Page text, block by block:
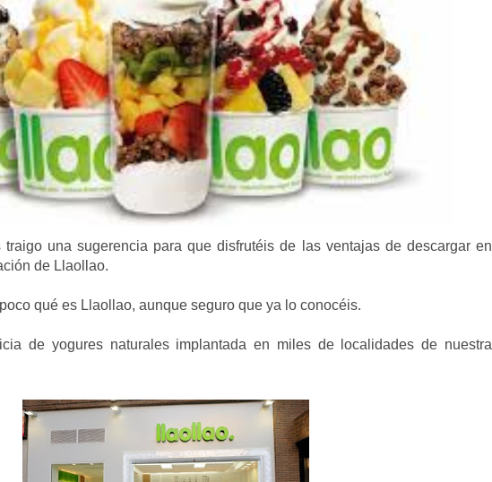
traigo una sugerencia para que disfrutéis de las ventajas de descargar en
de Llaollao.
qué es Llaollao, aunque seguro que ya lo conocéis.
de yogures naturales implantada en miles de localidades de nuestra